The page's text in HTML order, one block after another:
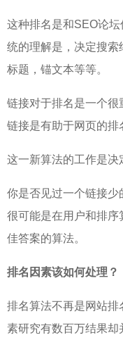
这种排名是和SEO论
统的理解是，决定搜
标题，锚文本等等。
链接对于排名是一个很
链接是有助于网页的排
这一新算法的工作是决
你是否见过一个链接
很可能是在用户和排
佳答案的算法。
排名因素该如何处理？
排名算法不再是网站排
素研究有数百万结果